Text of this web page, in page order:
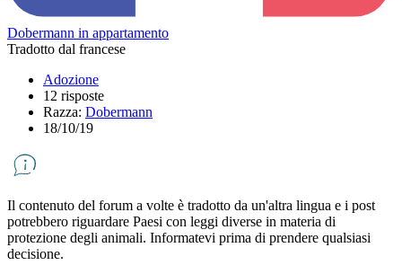
Dobermann in appartamento
Tradotto dal francese
Adozione
12 risposte
Razza: Dobermann
18/10/19
Il contenuto del forum a volte è tradotto da un'altra lingua e i post
potrebbero riguardare Paesi con leggi diverse in materia di
protezione degli animali. Informatevi prima di prendere qualsiasi
decisione.